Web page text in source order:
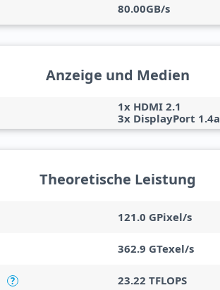
80.00GB/s
Anzeige und Medien
1x HDMI 2.1
3x DisplayPort 1.4a
Theoretische Leistung
121.0 GPixel/s
362.9 GTexel/s
? 23.22 TFLOPS